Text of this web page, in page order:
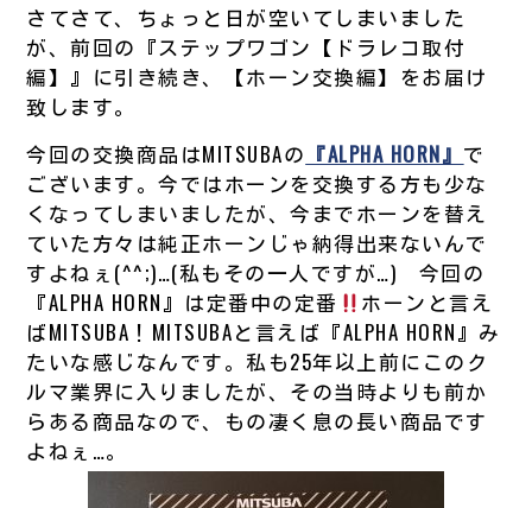
さてさて、ちょっと日が空いてしまいました
が、前回の『ステップワゴン【ドラレコ取付
編】』に引き続き、【ホーン交換編】をお届け
致します。
今回の交換商品はMITSUBAの 『ALPHA HORN』 で
ございます。今ではホーンを交換する方も少な
くなってしまいましたが、今までホーンを替え
ていた方々は純正ホーンじゃ納得出来ないんで
すよねぇ(^^;)…(私もその一人ですが…) 今回の
『ALPHA HORN』は定番中の定番
ホーンと言え
ばMITSUBA！MITSUBAと言えば『ALPHA HORN』み
たいな感じなんです。私も25年以上前にこのク
ルマ業界に入りましたが、その当時よりも前か
らある商品なので、もの凄く息の長い商品です
よねぇ…。